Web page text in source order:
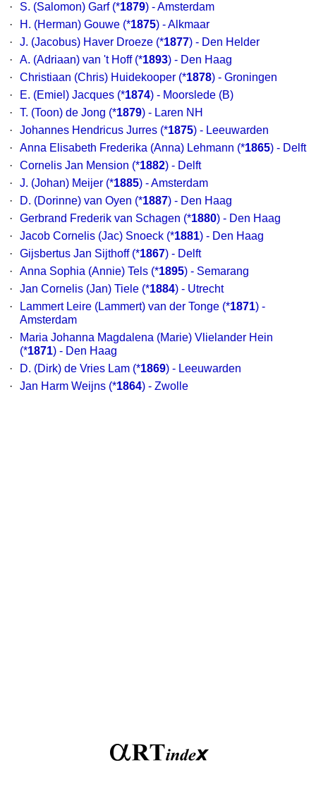
·
S. (Salomon) Garf (*1879) - Amsterdam
·
H. (Herman) Gouwe (*1875) - Alkmaar
·
J. (Jacobus) Haver Droeze (*1877) - Den Helder
·
A. (Adriaan) van 't Hoff (*1893) - Den Haag
·
Christiaan (Chris) Huidekooper (*1878) - Groningen
·
E. (Emiel) Jacques (*1874) - Moorslede (B)
·
T. (Toon) de Jong (*1879) - Laren NH
·
Johannes Hendricus Jurres (*1875) - Leeuwarden
·
Anna Elisabeth Frederika (Anna) Lehmann (*1865) - Delft
·
Cornelis Jan Mension (*1882) - Delft
·
J. (Johan) Meijer (*1885) - Amsterdam
·
D. (Dorinne) van Oyen (*1887) - Den Haag
·
Gerbrand Frederik van Schagen (*1880) - Den Haag
·
Jacob Cornelis (Jac) Snoeck (*1881) - Den Haag
·
Gijsbertus Jan Sijthoff (*1867) - Delft
·
Anna Sophia (Annie) Tels (*1895) - Semarang
·
Jan Cornelis (Jan) Tiele (*1884) - Utrecht
·
Lammert Leire (Lammert) van der Tonge (*1871) -
Amsterdam
·
Maria Johanna Magdalena (Marie) Vlielander Hein
(*1871) - Den Haag
·
D. (Dirk) de Vries Lam (*1869) - Leeuwarden
·
Jan Harm Weijns (*1864) - Zwolle